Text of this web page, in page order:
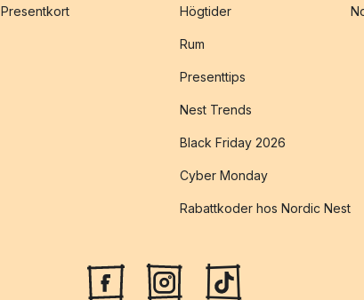
Presentkort Högtider
Rum
Presenttips
Nest Trends
Black Friday 2026
Cyber Monday
Rabattkoder hos Nordic Nest